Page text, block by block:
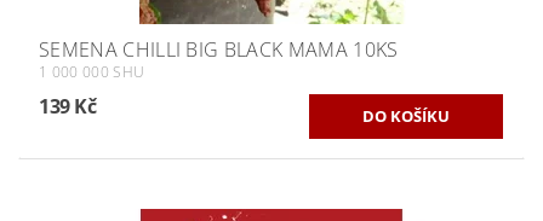
SEMENA CHILLI BIG BLACK MAMA 10KS
1 000 000 SHU
139 Kč